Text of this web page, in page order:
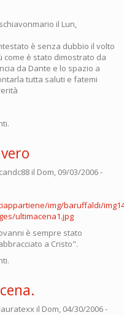
schiavonmario il Lun,
è senza dubbio il volto
come è stato dimostrato da
da Dante e lo spazio a
tutta saluti e fatemi
candc88 il Dom, 09/03/2006 -
img/baruffaldi/
ultimacena1.jpg
è sempre stato
a Cristo".
lauratexx il Dom, 04/30/2006 -